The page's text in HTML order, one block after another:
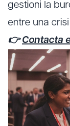
gestioni la
entre una crisi
👉Contacta